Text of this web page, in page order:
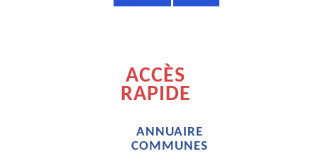
ACCÈS
RAPIDE
ANNUAIRE
COMMUNES